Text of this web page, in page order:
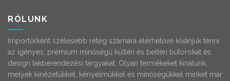
RÓLUNK
Importőrként szélesebb réteg számára elérhetővé kívánjuk tenni
az igényes, prémium minőségű kültéri és beltéri bútorokat és
design lakberendezési tárgyakat. Olyan termékeket kínálunk,
melyek kinézetükkel, kényelmükkel és minőségükkel minket már